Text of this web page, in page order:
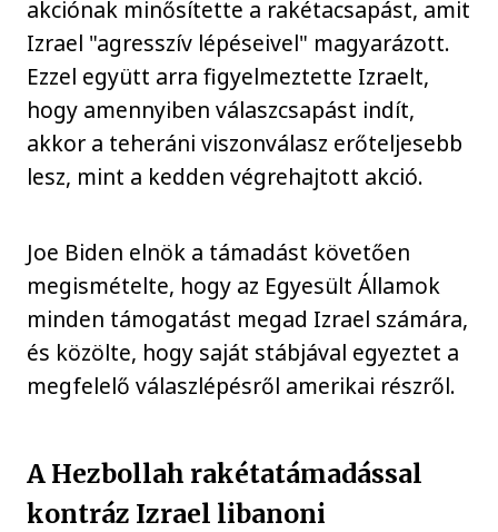
akciónak minősítette a rakétacsapást, amit
Izrael "agresszív lépéseivel" magyarázott.
Ezzel együtt arra figyelmeztette Izraelt,
hogy amennyiben válaszcsapást indít,
akkor a teheráni viszonválasz erőteljesebb
lesz, mint a kedden végrehajtott akció.
Joe Biden elnök a támadást követően
megismételte, hogy az Egyesült Államok
minden támogatást megad Izrael számára,
és közölte, hogy saját stábjával egyeztet a
megfelelő válaszlépésről amerikai részről.
A Hezbollah rakétatámadással
kontráz Izrael libanoni